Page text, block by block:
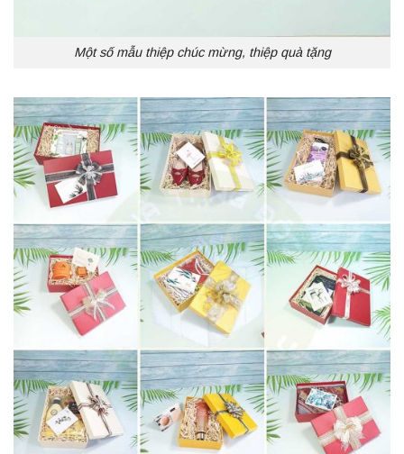
Một số mẫu thiệp chúc mừng, thiệp quà tặng